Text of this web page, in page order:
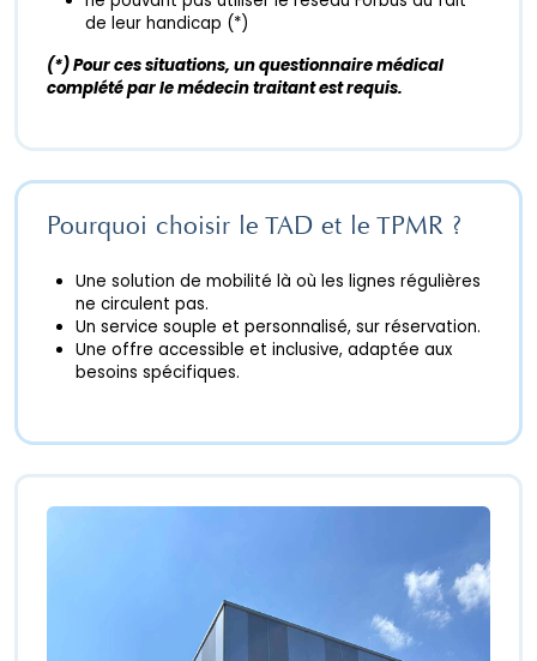
de leur handicap (*)
(*) Pour ces situations, un questionnaire médical
complété par le médecin traitant est requis.
Pourquoi choisir le TAD et le TPMR ?
Une solution de mobilité là où les lignes régulières
ne circulent pas.
Un service souple et personnalisé, sur réservation.
Une offre accessible et inclusive, adaptée aux
besoins spécifiques.